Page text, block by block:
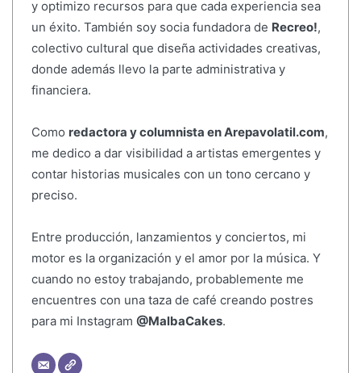
y optimizo recursos para que cada experiencia sea
un éxito. También soy socia fundadora de Recreo!,
colectivo cultural que diseña actividades creativas,
donde además llevo la parte administrativa y
financiera.
Como redactora y columnista en Arepavolatil.com,
me dedico a dar visibilidad a artistas emergentes y
contar historias musicales con un tono cercano y
preciso.
Entre producción, lanzamientos y conciertos, mi
motor es la organización y el amor por la música. Y
cuando no estoy trabajando, probablemente me
encuentres con una taza de café creando postres
para mi Instagram @MalbaCakes.